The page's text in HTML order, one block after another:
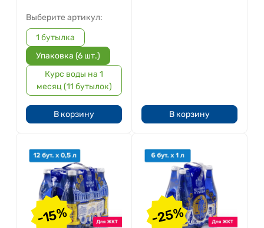
Выберите артикул:
1 бутылка
Упаковка (6 шт.)
Курс воды на 1
месяц (11 бутылок)
В корзину В корзину
-15% -25%